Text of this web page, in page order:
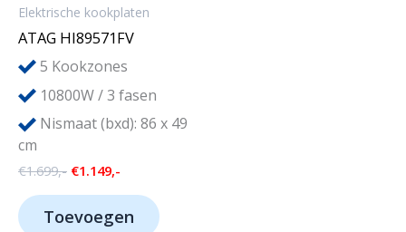
Elektrische kookplaten
ATAG HI89571FV
5 Kookzones
10800W / 3 fasen
Nismaat (bxd): 86 x 49
cm
€1.699,- Oorspronkelijke
€1.699,-.
€1.149,-
€1.149,-.
Toevoegen